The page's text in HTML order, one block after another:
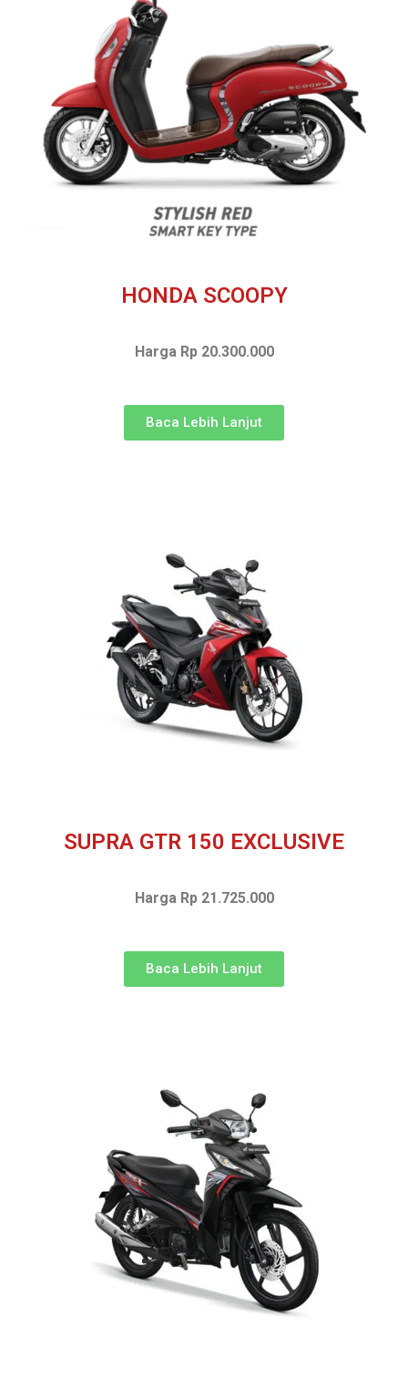
HONDA SCOOPY
Harga Rp 20.300.000
Baca Lebih Lanjut
SUPRA GTR 150 EXCLUSIVE
Harga Rp 21.725.000
Baca Lebih Lanjut